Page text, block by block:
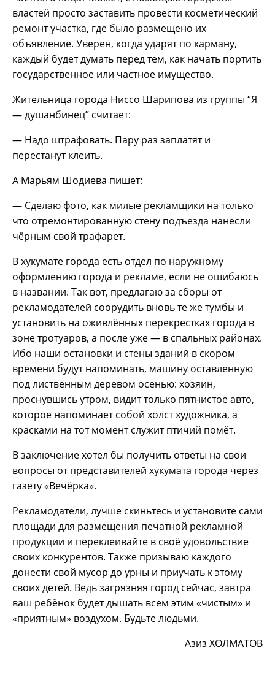
властей просто заставить провести косметический
ремонт участка, где было размещено их
объявление. Уверен, когда ударят по карману,
каждый будет думать перед тем, как начать портить
государственное или частное имущество.
Жительница города Ниссо Шарипова из группы “Я
— душанбинец” считает:
— Надо штрафовать. Пару раз заплатят и
перестанут клеить.
А Марьям Шодиева пишет:
— Сделаю фото, как милые рекламщики на только
что отремонтированную стену подъезда нанесли
чёрным свой трафарет.
В хукумате города есть отдел по наружному
оформлению города и рекламе, если не ошибаюсь
в названии. Так вот, предлагаю за сборы от
рекламодателей соорудить вновь те же тумбы и
установить на оживлённых перекрестках города в
зоне тротуаров, а после уже — в спальных районах.
Ибо наши остановки и стены зданий в скором
времени будут напоминать, машину оставленную
под лиственным деревом осенью: хозяин,
проснувшись утром, видит только пятнистое авто,
которое напоминает собой холст художника, а
красками на тот момент служит птичий помёт.
В заключение хотел бы получить ответы на свои
вопросы от представителей хукумата города через
газету «Вечёрка».
Рекламодатели, лучше скиньтесь и установите сами
площади для размещения печатной рекламной
продукции и переклеивайте в своё удовольствие
своих конкурентов. Также призываю каждого
донести свой мусор до урны и приучать к этому
своих детей. Ведь загрязняя город сейчас, завтра
ваш ребёнок будет дышать всем этим «чистым» и
«приятным» воздухом. Будьте людьми.
Азиз ХОЛМАТОВ